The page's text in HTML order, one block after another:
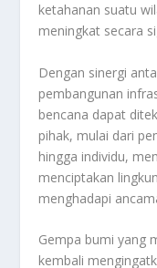
ketahanan suatu
meningkat secara
Dengan sinergi
pembangunan
bencana dapat
pihak, mulai dari
hingga individu,
menciptakan
menghadapi
Gempa bumi yang
kembali